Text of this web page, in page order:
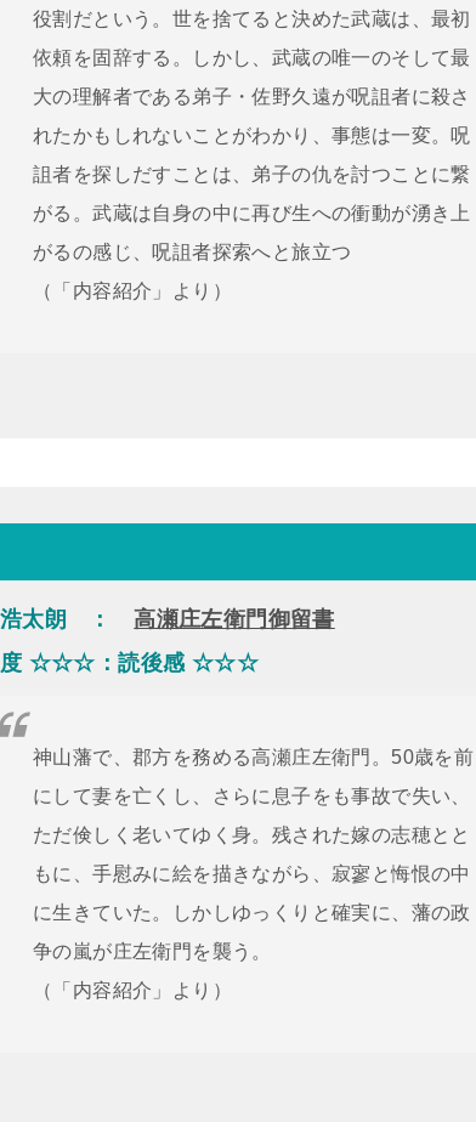
役割だという。世を捨てると決めた武蔵は、最初
依頼を固辞する。しかし、武蔵の唯一のそして最
大の理解者である弟子・佐野久遠が呪詛者に殺さ
れたかもしれないことがわかり、事態は一変。呪
詛者を探しだすことは、弟子の仇を討つことに繋
がる。武蔵は自身の中に再び生への衝動が湧き上
がるの感じ、呪詛者探索へと旅立つ
（「内容紹介」より）
浩太朗 ： 高瀬庄左衛門御留書
度 ☆☆☆：読後感 ☆☆☆
神山藩で、郡方を務める高瀬庄左衛門。50歳を前
にして妻を亡くし、さらに息子をも事故で失い、
ただ倹しく老いてゆく身。残された嫁の志穂とと
もに、手慰みに絵を描きながら、寂寥と悔恨の中
に生きていた。しかしゆっくりと確実に、藩の政
争の嵐が庄左衛門を襲う。
（「内容紹介」より）